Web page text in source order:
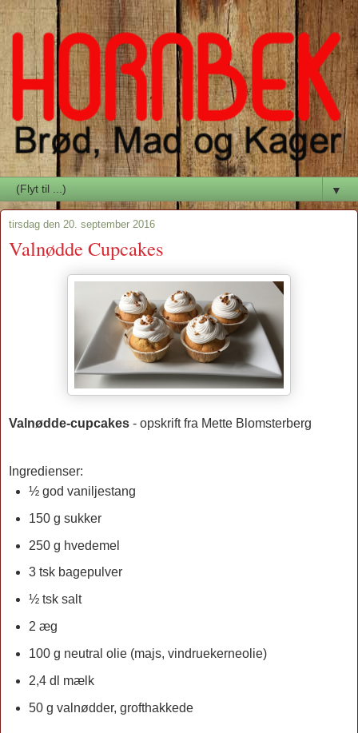
▼
tirsdag den 20. september 2016
Valnødde Cupcakes
Valnødde-cupcakes - opskrift fra Mette Blomsterberg
Ingredienser:
½ god vaniljestang
150 g sukker
250 g hvedemel
3 tsk bagepulver
½ tsk salt
2 æg
100 g neutral olie (majs, vindruekerneolie)
2,4 dl mælk
50 g valnødder, grofthakkede